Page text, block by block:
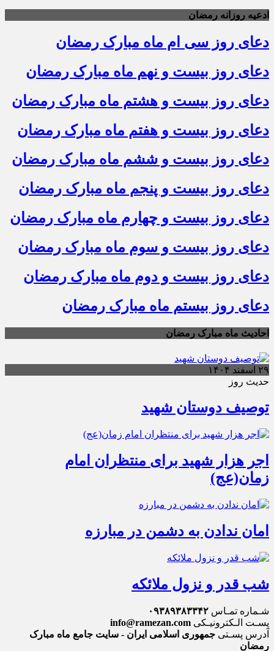
ادعیه روزانه رمضان
دعای روز سی ام ماه مبارک رمضان
دعای روز بیست و نهم ماه مبارک رمضان
دعای روز بیست و هشتم ماه مبارک رمضان
دعای روز بیست و هفتم ماه مبارک رمضان
دعای روز بیست و ششم ماه مبارک رمضان
دعای روز بیست و پنجم ماه مبارک رمضان
دعای روز بیست و چهارم ماه مبارک رمضان
دعای روز بیست و سوم ماه مبارک رمضان
دعای روز بیست و دوم ماه مبارک رمضان
دعای روز بیستم ماه مبارک رمضان
احادیث ماه مبارک رمضان
۲۹ اسفند ۱۴۰۴
حدیث روز
توصیف دوستان شهید
اجر هزار شهید برای منتظران امام
زمان(عج)
امان ندادن به دشمن در مبارزه
شب قدر و نزول ملائکه
شـماره تمـاس ۰۹۳۸۹۳۸۳۳۴۲
پسـت الـکترونیـکی info@ramezan.com
آدرس پسـتی جمهوری اسلامی ایران - سایت جامع ماه مبارک
رمضان